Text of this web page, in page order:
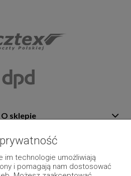
O sklepie
i dostawa
konto
im technologie umożliwiają
i pomagają nam dostosować